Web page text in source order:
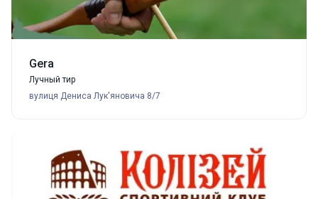
Gera
Лучный тир
вулиця Дениса Лук'яновича 8/7